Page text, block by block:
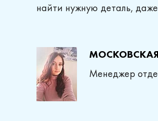
найти нужную деталь,
Менеджер